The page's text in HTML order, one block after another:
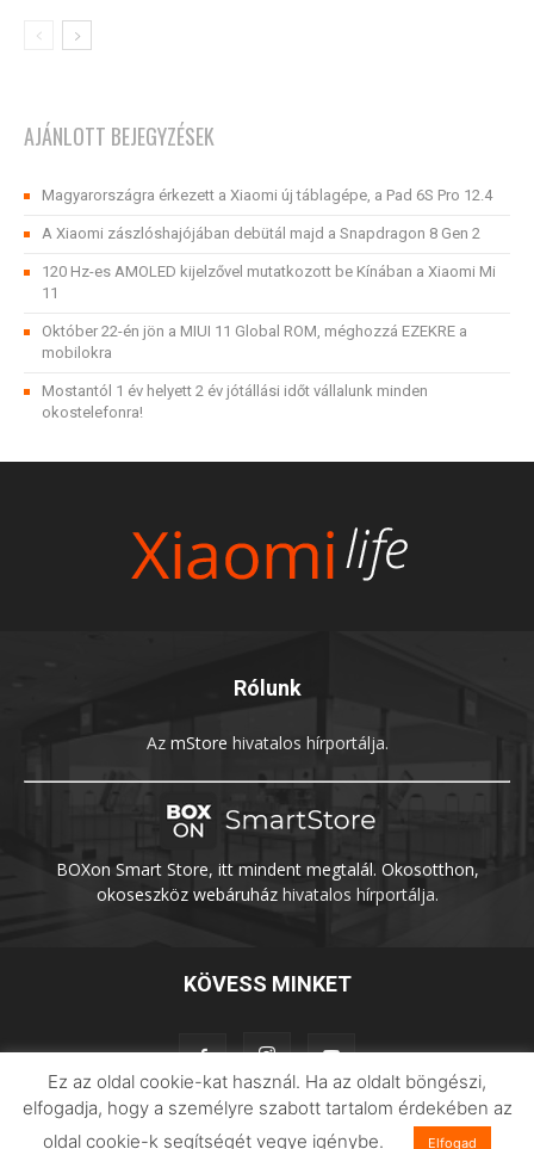
AJÁNLOTT BEJEGYZÉSEK
Magyarországra érkezett a Xiaomi új táblagépe, a Pad 6S Pro 12.4
A Xiaomi zászlóshajójában debütál majd a Snapdragon 8 Gen 2
120 Hz-es AMOLED kijelzővel mutatkozott be Kínában a Xiaomi Mi
11
Október 22-én jön a MIUI 11 Global ROM, méghozzá EZEKRE a
mobilokra
Mostantól 1 év helyett 2 év jótállási időt vállalunk minden
okostelefonra!
Rólunk
Az mStore hivatalos hírportálja.
BOXon Smart Store, itt mindent megtalál. Okosotthon,
okoseszköz webáruházhivatalos hírportálja.
KÖVESS MINKET
Adatvédelem Impresszum Imilab
Ez az oldal cookie-kat használ. Ha az oldalt böngészi,
elfogadja, hogy a személyre szabott tartalom érdekében az
oldal cookie-k segítségét vegye igénybe.
Elfogad